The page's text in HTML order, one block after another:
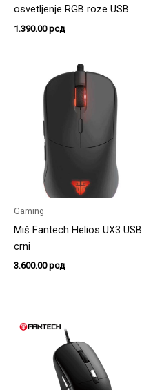
osvetljenje RGB roze USB
1.390.00рсд
Gaming
Miš Fantech Helios UX3 USB
crni
3.600.00рсд